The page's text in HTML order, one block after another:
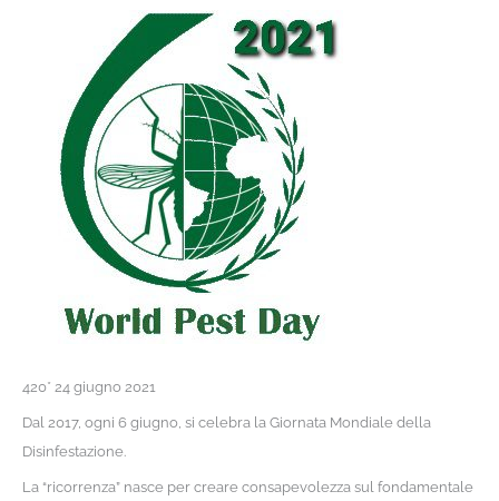
420* 24 giugno 2021
Dal 2017, ogni 6 giugno, si celebra la Giornata Mondiale della
Disinfestazione.
La “ricorrenza” nasce per creare consapevolezza sul fondamentale